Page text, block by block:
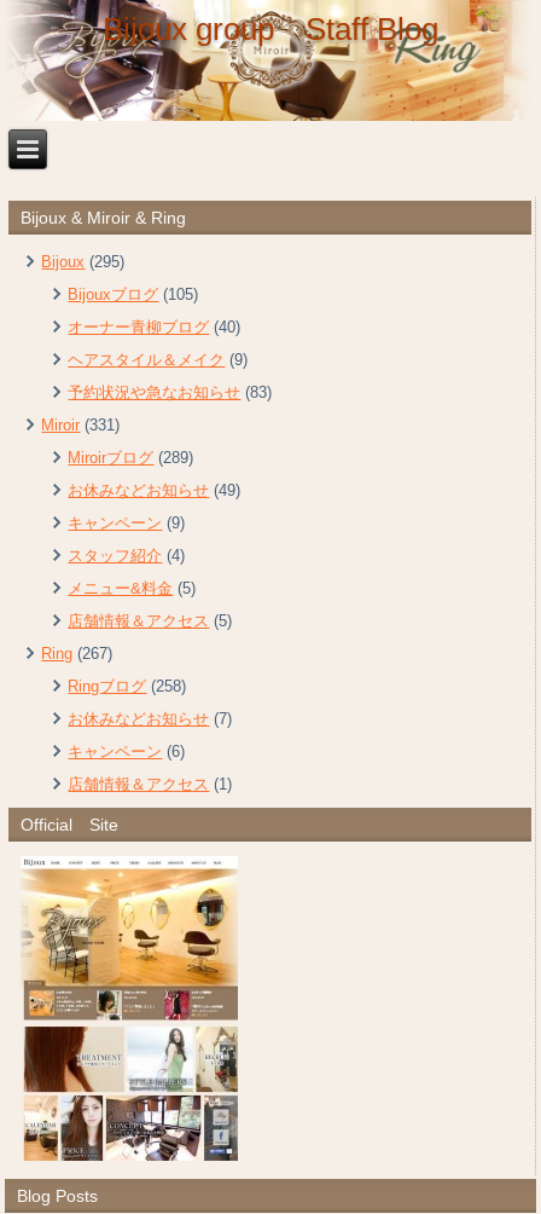
Bijoux group Staff Blog
Bijoux & Miroir & Ring
Bijoux (295)
Bijouxブログ (105)
オーナー青柳ブログ (40)
ヘアスタイル＆メイク (9)
予約状況や急なお知らせ (83)
Miroir (331)
Miroirブログ (289)
お休みなどお知らせ (49)
キャンペーン (9)
スタッフ紹介 (4)
メニュー&料金 (5)
店舗情報＆アクセス (5)
Ring (267)
Ringブログ (258)
お休みなどお知らせ (7)
キャンペーン (6)
店舗情報＆アクセス (1)
Official Site
Blog Posts